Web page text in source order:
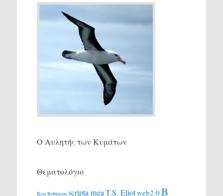
Ο Αυλητής των Κυμάτων
Θεματολόγιο
Ken Robinson scripta meaT.S. Eliotweb2.0 Β